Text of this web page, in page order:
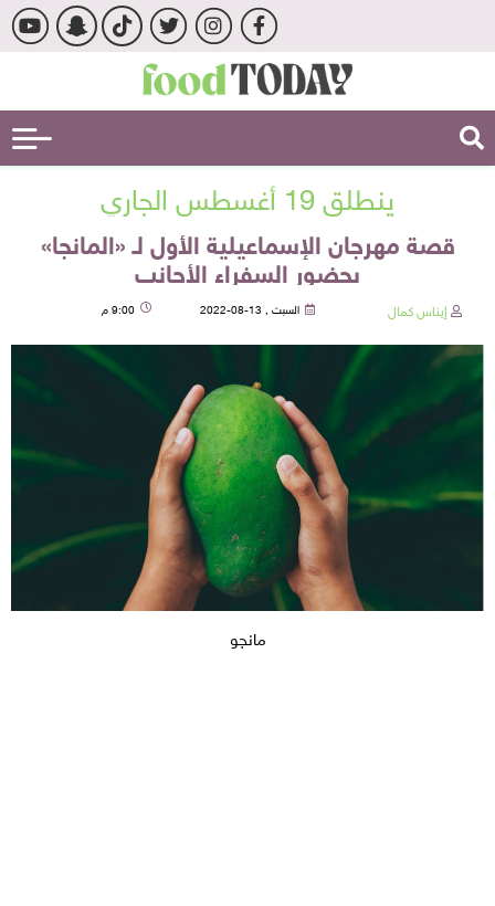
ينطلق 19 أغسطس الجاري
قصة مهرجان الإسماعيلية الأول لـ «المانجا»
بحضور السفراء الأجانب
إيناس كمال السبت , 13-08-2022 9:00 م
مانجو